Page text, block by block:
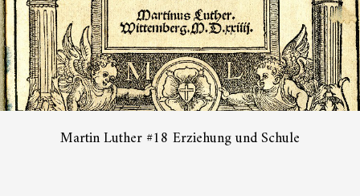
Martin Luther #18 Erziehung und Schule